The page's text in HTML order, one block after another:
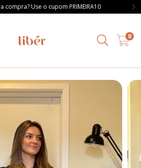
compra? Use o cupom PRIMEIRA10
0